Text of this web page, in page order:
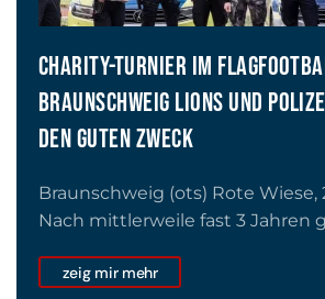
CHARITY-TURNIER IM
BRAUNSCHWEIG LIONS UND
DEN GUTEN ZWECK
Braunschweig (ots) Rote Wiese,
Nach mittlerweile fast 3 Jahren
zeig mir mehr